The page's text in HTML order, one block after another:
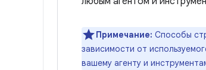
Примечание: Способы
зависимости от
вашему агенту и